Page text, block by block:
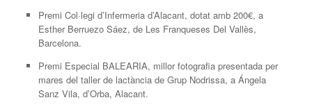
Premi Col·legi d’Infermeria d’Alacant, dotat amb 200€, a
Esther Berruezo Sáez, de Les Franqueses Del Vallès,
Barcelona.
Premi Especial BALEARIA, millor fotografia presentada per
mares del taller de lactància de Grup Nodrissa, a Ángela
Sanz Vila, d’Orba, Alacant.